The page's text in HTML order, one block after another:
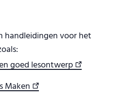
handleidingen voor het
goed lesontwerp
Maken